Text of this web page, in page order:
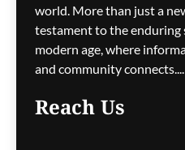
ഗീത
world. More than just a
testament to the
modern age, where
and community connects....
Reach Us